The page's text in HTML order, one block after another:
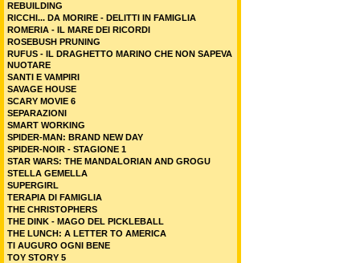
REBUILDING
RICCHI... DA MORIRE - DELITTI IN FAMIGLIA
ROMERIA - IL MARE DEI RICORDI
ROSEBUSH PRUNING
RUFUS - IL DRAGHETTO MARINO CHE NON SAPEVA
NUOTARE
SANTI E VAMPIRI
SAVAGE HOUSE
SCARY MOVIE 6
SEPARAZIONI
SMART WORKING
SPIDER-MAN: BRAND NEW DAY
SPIDER-NOIR - STAGIONE 1
STAR WARS: THE MANDALORIAN AND GROGU
STELLA GEMELLA
SUPERGIRL
TERAPIA DI FAMIGLIA
THE CHRISTOPHERS
THE DINK - MAGO DEL PICKLEBALL
THE LUNCH: A LETTER TO AMERICA
TI AUGURO OGNI BENE
TOY STORY 5